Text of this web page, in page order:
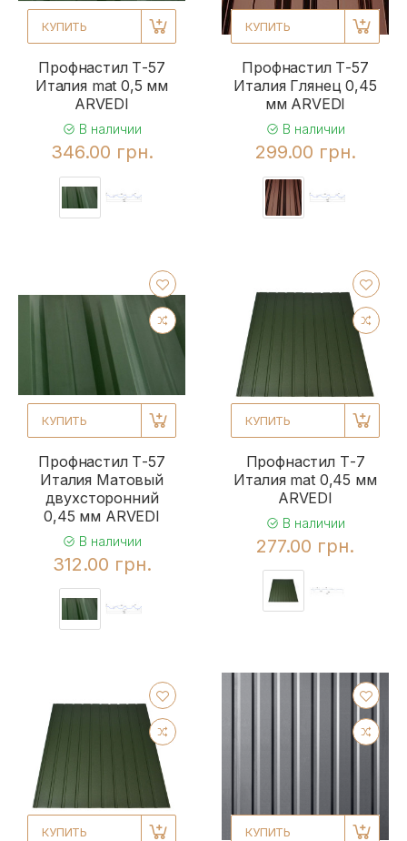
КУПИТЬ
Профнастил Т-57
Италия mat 0,5 мм
ARVEDI
В наличии
346.00 грн.
КУПИТЬ
Профнастил Т-57
Италия Глянец 0,45
мм ARVEDI
В наличии
299.00 грн.
КУПИТЬ
Профнастил Т-57
Италия Матовый
двухсторонний
0,45 мм ARVEDI
В наличии
312.00 грн.
КУПИТЬ
Профнастил Т-7
Италия mat 0,45 мм
ARVEDI
В наличии
277.00 грн.
КУПИТЬ КУПИТЬ